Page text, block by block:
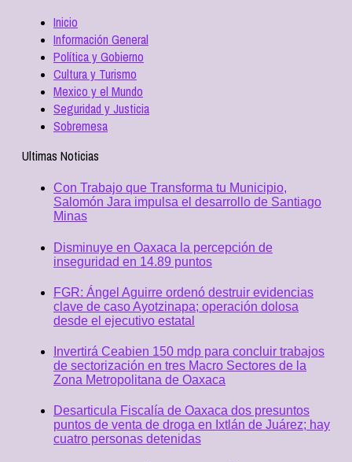
Inicio
Información General
Política y Gobierno
Cultura y Turismo
Mexico y el Mundo
Seguridad y Justicia
Sobremesa
Ultimas Noticias
Con Trabajo que Transforma tu Municipio,
Salomón Jara impulsa el desarrollo de Santiago
Minas
Disminuye en Oaxaca la percepción de
inseguridad en 14.89 puntos
FGR: Ángel Aguirre ordenó destruir evidencias
clave de caso Ayotzinapa; operación dolosa
desde el ejecutivo estatal
Invertirá Ceabien 150 mdp para concluir trabajos
de sectorización en tres Macro Sectores de la
Zona Metropolitana de Oaxaca
Desarticula Fiscalía de Oaxaca dos presuntos
puntos de venta de droga en Ixtlán de Juárez; hay
cuatro personas detenidas